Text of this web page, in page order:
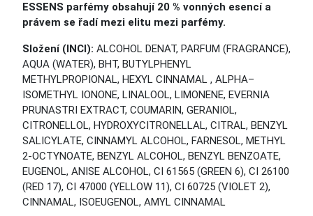
ESSENS parfémy obsahují 20 % vonných esencí a
právem se řadí mezi elitu mezi parfémy.
Složení (INCI): ALCOHOL DENAT, PARFUM (FRAGRANCE),
AQUA (WATER), BHT, BUTYLPHENYL
METHYLPROPIONAL, HEXYL CINNAMAL , ALPHA–
ISOMETHYL IONONE, LINALOOL, LIMONENE, EVERNIA
PRUNASTRI EXTRACT, COUMARIN, GERANIOL,
CITRONELLOL, HYDROXYCITRONELLAL, CITRAL, BENZYL
SALICYLATE, CINNAMYL ALCOHOL, FARNESOL, METHYL
2-OCTYNOATE, BENZYL ALCOHOL, BENZYL BENZOATE,
EUGENOL, ANISE ALCOHOL, CI 61565 (GREEN 6), CI 26100
(RED 17), CI 47000 (YELLOW 11), CI 60725 (VIOLET 2),
CINNAMAL, ISOEUGENOL, AMYL CINNAMAL